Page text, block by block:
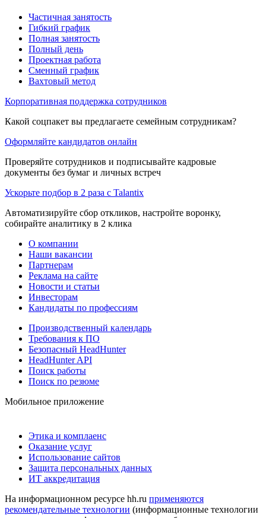
Частичная занятость
Гибкий график
Полная занятость
Полный день
Проектная работа
Сменный график
Вахтовый метод
Корпоративная поддержка сотрудников
Какой соцпакет вы предлагаете семейным сотрудникам?
Оформляйте кандидатов онлайн
Проверяйте сотрудников и подписывайте кадровые
документы без бумаг и личных встреч
Ускорьте подбор в 2 раза с Talantix
Автоматизируйте сбор откликов, настройте воронку,
собирайте аналитику в 2 клика
О компании
Наши вакансии
Партнерам
Реклама на сайте
Новости и статьи
Инвесторам
Кандидаты по профессиям
Производственный календарь
Требования к ПО
Безопасный HeadHunter
HeadHunter API
Поиск работы
Поиск по резюме
Мобильное приложение
Этика и комплаенс
Оказание услуг
Использование сайтов
Защита персональных данных
ИТ аккредитация
На информационном ресурсе hh.ru применяются
рекомендательные технологии (информационные технологии